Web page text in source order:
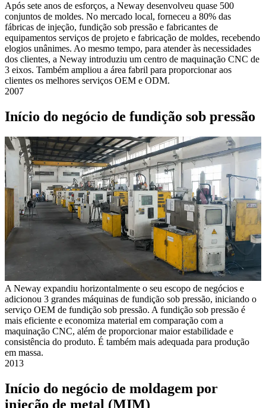
Após sete anos de esforços, a Neway desenvolveu quase 500
conjuntos de moldes. No mercado local, forneceu a 80% das
fábricas de injeção, fundição sob pressão e fabricantes de
equipamentos serviços de projeto e fabricação de moldes, recebendo
elogios unânimes. Ao mesmo tempo, para atender às necessidades
dos clientes, a Neway introduziu um centro de maquinação CNC de
3 eixos. Também ampliou a área fabril para proporcionar aos
clientes os melhores serviços OEM e ODM.
2007
Início do negócio de fundição sob pressão
A Neway expandiu horizontalmente o seu escopo de negócios e
adicionou 3 grandes máquinas de fundição sob pressão, iniciando o
serviço OEM de fundição sob pressão. A fundição sob pressão é
mais eficiente e economiza material em comparação com a
maquinação CNC, além de proporcionar maior estabilidade e
consistência do produto. É também mais adequada para produção
em massa.
2013
Início do negócio de moldagem por
injeção de metal (MIM)